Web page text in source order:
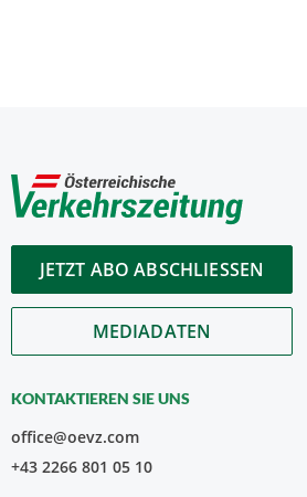
JETZT ABO ABSCHLIESSEN
MEDIADATEN
KONTAKTIEREN SIE UNS
office@oevz.com
+43 2266 801 05 10